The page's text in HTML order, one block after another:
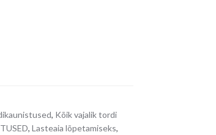
, Kõik vajalik tordi
, Lasteaia lõpetamiseks,